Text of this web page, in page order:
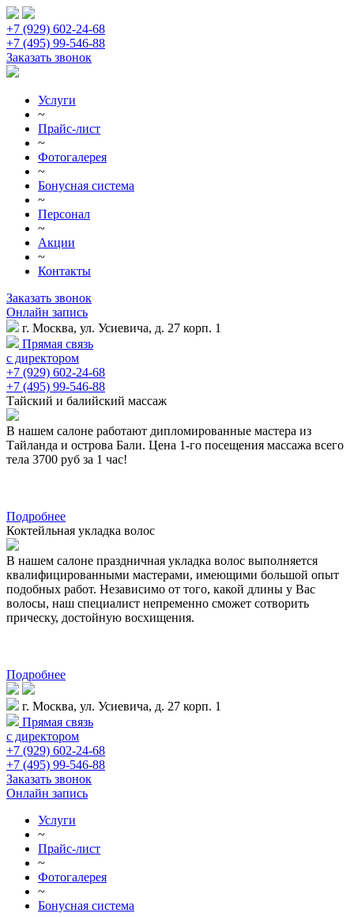
+7 (929) 602-24-68
+7 (495) 99-546-88
Заказать звонок
Услуги
~
Прайс-лист
~
Фотогалерея
~
Бонусная система
~
Персонал
~
Акции
~
Контакты
Заказать звонок
Онлайн запись
г. Москва, ул. Усиевича, д. 27 корп. 1
Прямая связь
с директором
+7 (929) 602-24-68
+7 (495) 99-546-88
Тайский и балийский массаж
В нашем салоне работают дипломированные мастера из
Тайланда и острова Бали. Цена 1-го посещения массажа всего
тела 3700 руб за 1 час!
Подробнее
Коктейльная укладка волос
В нашем салоне праздничная укладка волос выполняется
квалифицированными мастерами, имеющими большой опыт
подобных работ. Независимо от того, какой длины у Вас
волосы, наш специалист непременно сможет сотворить
прическу, достойную восхищения.
Подробнее
г. Москва, ул. Усиевича, д. 27 корп. 1
Прямая связь
с директором
+7 (929) 602-24-68
+7 (495) 99-546-88
Заказать звонок
Онлайн запись
Услуги
~
Прайс-лист
~
Фотогалерея
~
Бонусная система